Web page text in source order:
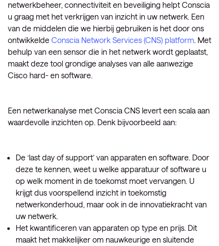
netwerkbeheer, connectiviteit en beveiliging helpt Conscia
u graag met het verkrijgen van inzicht in uw netwerk. Een
van de middelen die we hierbij gebruiken is het door ons
ontwikkelde Conscia Network Services (CNS) platform. Met
behulp van een sensor die in het netwerk wordt geplaatst,
maakt deze tool grondige analyses van alle aanwezige
Cisco hard- en software.
Een netwerkanalyse met Conscia CNS levert een scala aan
waardevolle inzichten op. Denk bijvoorbeeld aan:
De ‘last day of support’ van apparaten en software. Door
deze te kennen, weet u welke apparatuur of software u
op welk moment in de toekomst moet vervangen. U
krijgt dus voorspellend inzicht in toekomstig
netwerkonderhoud, maar ook in de innovatiekracht van
uw netwerk.
Het kwantificeren van apparaten op type en prijs. Dit
maakt het makkelijker om nauwkeurige en sluitende